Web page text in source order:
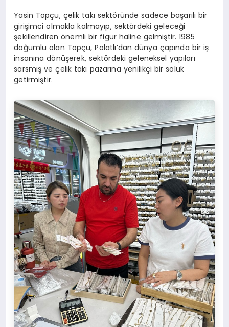
Yasin Topçu, çelik takı sektöründe sadece başarılı bir
girişimci olmakla kalmayıp, sektördeki geleceği
şekillendiren önemli bir figür haline gelmiştir. 1985
doğumlu olan Topçu, Polatlı’dan dünya çapında bir iş
insanına dönüşerek, sektördeki geleneksel yapıları
sarsmış ve çelik takı pazarına yenilikçi bir soluk
getirmiştir.